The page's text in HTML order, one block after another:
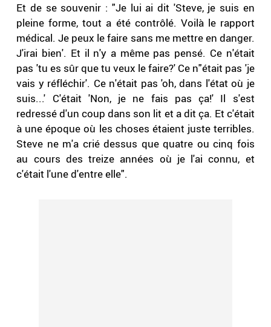
Et de se souvenir : "Je lui ai dit 'Steve, je suis en
pleine forme, tout a été contrôlé. Voilà le rapport
médical. Je peux le faire sans me mettre en danger.
J'irai bien'. Et il n'y a même pas pensé. Ce n'était
pas 'tu es sûr que tu veux le faire?' Ce n"était pas 'je
vais y réfléchir'. Ce n'était pas 'oh, dans l'état où je
suis...' C'était 'Non, je ne fais pas ça!' Il s'est
redressé d'un coup dans son lit et a dit ça. Et c'était
à une époque où les choses étaient juste terribles.
Steve ne m'a crié dessus que quatre ou cinq fois
au cours des treize années où je l'ai connu, et
c'était l'une d'entre elle".